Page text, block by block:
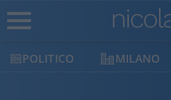
MILANO ATLANTICO